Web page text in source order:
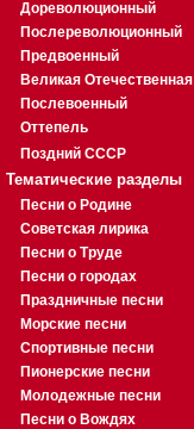
Дореволюционный
Послереволюционный
Предвоенный
Великая Отечественная
Послевоенный
Оттепель
Поздний СССР
Тематические разделы
Песни о Родине
Советская лирика
Песни о Труде
Песни о городах
Праздничные песни
Морские песни
Спортивные песни
Пионерские песни
Молодежные песни
Песни о Вождях